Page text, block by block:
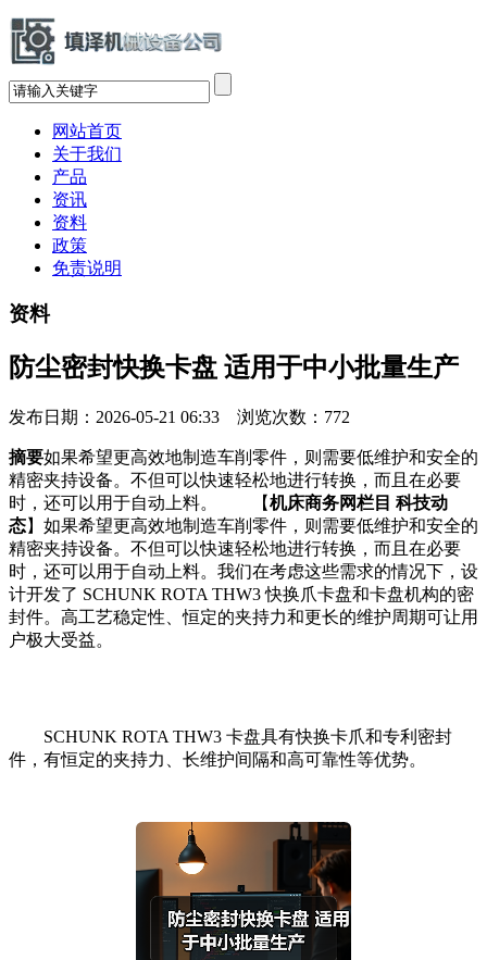
网站首页
关于我们
产品
资讯
资料
政策
免责说明
资料
防尘密封快换卡盘 适用于中小批量生产
发布日期：2026-05-21 06:33 浏览次数： 772
摘要如果希望更高效地制造车削零件，则需要低维护和安全的
精密夹持设备。不但可以快速轻松地进行转换，而且在必要
时，还可以用于自动上料。 【机床商务网栏目 科技动
态】如果希望更高效地制造车削零件，则需要低维护和安全的
精密夹持设备。不但可以快速轻松地进行转换，而且在必要
时，还可以用于自动上料。我们在考虑这些需求的情况下，设
计开发了 SCHUNK ROTA THW3 快换爪卡盘和卡盘机构的密
封件。高工艺稳定性、恒定的夹持力和更长的维护周期可让用
户极大受益。
SCHUNK ROTA THW3 卡盘具有快换卡爪和专利密封
件，有恒定的夹持力、长维护间隔和高可靠性等优势。